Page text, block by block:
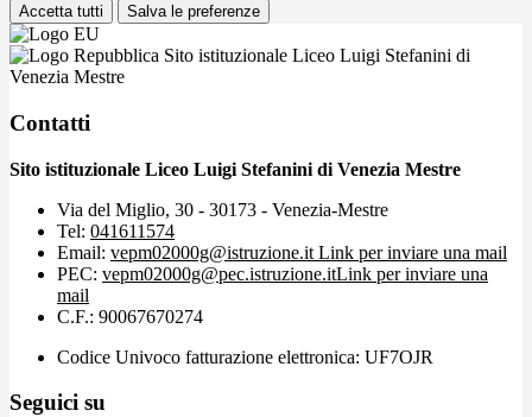
Accetta tutti Salva le preferenze
Sito istituzionale Liceo Luigi Stefanini di
Venezia Mestre
Contatti
Sito istituzionale Liceo Luigi Stefanini di Venezia Mestre
Via del Miglio, 30 - 30173 - Venezia-Mestre
Tel: 041611574
Email: vepm02000g@istruzione.it Link per inviare una mail
PEC: vepm02000g@pec.istruzione.itLink per inviare una
mail
C.F.: 90067670274
Codice Univoco fatturazione elettronica: UF7OJR
Seguici su